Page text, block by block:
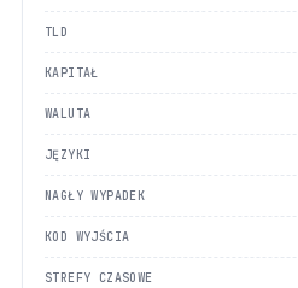
TLD
KAPITAŁ
WALUTA
JĘZYKI
NAGŁY WYPADEK
KOD WYJŚCIA
STREFY CZASOWE